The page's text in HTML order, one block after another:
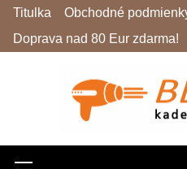
Titulka Obchodné
Doprava nad 80 Eur zdarma!